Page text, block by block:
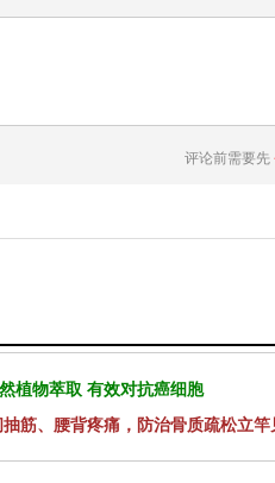
评论前需要先
植物萃取 有效对抗癌细胞
筋、腰背疼痛，防治骨质疏松立竿